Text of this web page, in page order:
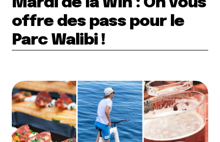
offre des pass pour le
Parc Walibi !